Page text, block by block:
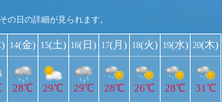
の日の詳細が見られます。
14(金)
28℃
15(土)
29℃
16(日)
29℃
17(月)
28℃
18(火)
26℃
19(水)
28℃
20(木)
31℃